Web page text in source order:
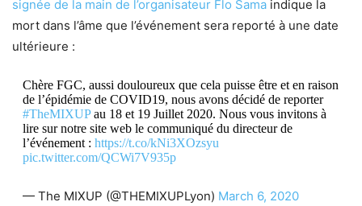
signée de la main de l’organisateur Flo Sama indique la
mort dans l’âme que l’événement sera reporté à une date
ultérieure :
Chère FGC, aussi douloureux que cela puisse être et en raison
de l’épidémie de COVID19, nous avons décidé de reporter
#TheMIXUPau 18 et 19 Juillet 2020. Nous vous invitons à
lire sur notre site web le communiqué du directeur de
l’événement : https://t.co/kNi3XOzsyu
pic.twitter.com/QCWi7V935p
— The MIXUP (@THEMIXUPLyon) March 6, 2020